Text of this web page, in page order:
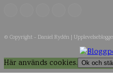
© Copyright - Daniel Rydén |
Här används cookies. Ok och